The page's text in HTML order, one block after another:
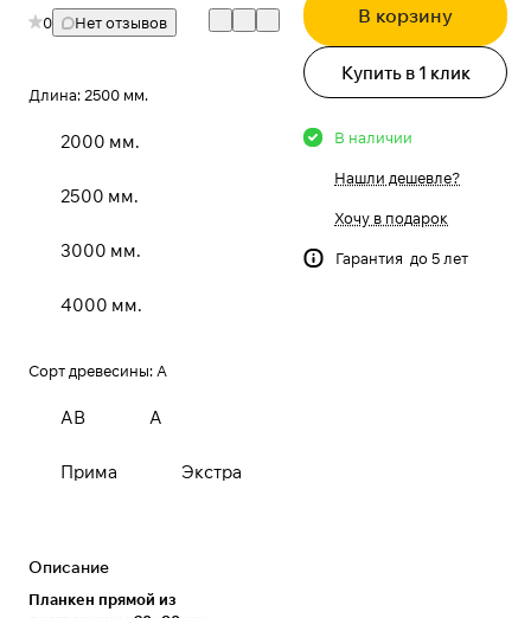
0 Нет отзывов
Длина:2500 мм.
2000 мм.
2500 мм.
3000 мм.
4000 мм.
Сорт древесины: А
АВ А
Прима Экстра
Описание
Планкен прямой из
В корзину
Купить в 1 клик
В наличии
Нашли дешевле?
Хочу в подарок
Гарантия до 5 лет